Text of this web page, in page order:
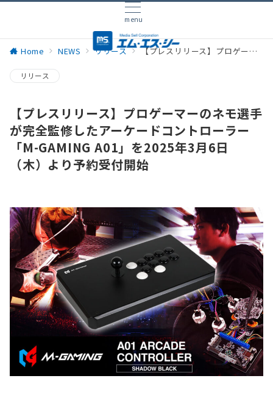
menu
Home NEWS リリース 【プレスリリース】プロゲーマーのネモ選手が完全監修したアーケードコントローラー「M-GAMING A01」を2025年3月6日（木）より予約受付開始
リリース
【プレスリリース】プロゲーマーのネモ選手
が完全監修したアーケードコントローラー
「M-GAMING A01」を2025年3月6日
（木）より予約受付開始